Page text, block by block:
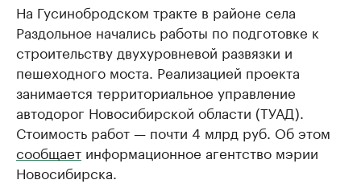
На Гусинобродском тракте в районе села
Раздольное начались работы по подготовке к
строительству двухуровневой развязки и
пешеходного моста. Реализацией проекта
занимается территориальное управление
автодорог Новосибирской области (ТУАД).
Стоимость работ — почти 4 млрд руб. Об этом
сообщает информационное агентство мэрии
Новосибирска.